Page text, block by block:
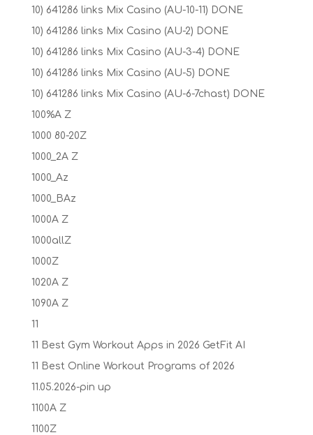
10) 641286 links Mix Casino (AU-10-11) DONE
10) 641286 links Mix Casino (AU-2) DONE
10) 641286 links Mix Casino (AU-3-4) DONE
10) 641286 links Mix Casino (AU-5) DONE
10) 641286 links Mix Casino (AU-6-7chast) DONE
100%A Z
1000 80-20Z
1000_2A Z
1000_Az
1000_BAz
1000A Z
1000allZ
1000Z
1020A Z
1090A Z
11
11 Best Gym Workout Apps in 2026 GetFit AI
11 Best Online Workout Programs of 2026
11.05.2026-pin up
1100A Z
1100Z